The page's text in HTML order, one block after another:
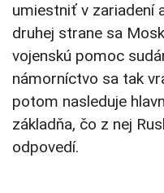
umiestniť v zariadení
druhej strane sa
vojenskú pomoc
námorníctvo sa tak
potom nasleduje
základňa, čo z nej
odpovedí.